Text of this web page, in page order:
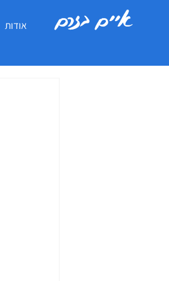
אודות איים בזרם